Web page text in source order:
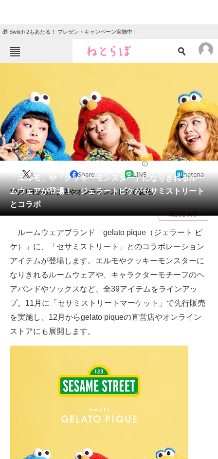
🎁 Switch 2もあたる！ プレゼントキャンペーン実施中！
エンタメ クイズ
グルメ 地域
住まい 教育・育児
動物 リサーチ
会員記事
メディア
注目記事を集めた総合ページ
スマホと通信の最新トレンド
進化するPCとデバイスの未来
好きが集まる 比べて選べる
ビジネスと働き方のヒント
経営リーダーのコミュニティ
企業向けIT製品の総合サイト
「エルモ」や「クッキーモンスター」になりきれるルー
ムウェアが登場！ ジェラートピケがセサミストリート
とコラボ
X Share LINE hatena
12月1日から直営店やオンラインストアで販売。
目次を表示
ルームウェアブランド「gelato pique（ジェラート ピ
ケ）」に、「セサミストリート」とのコラボレーション
アイテムが登場します。エルモやクッキーモンスターに
なりきれるルームウェアや、キャラクターモチーフのヘ
アバンドやソックスなど、全39アイテムをラインアッ
プ。11月に「セサミストリートマーケット」で先行販売
を実施し、12月からgelato piqueの直営店やオンライン
ストアにも展開します。